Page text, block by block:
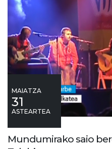
MAIATZA
31
ASTEARTEA
Mundumirako saio